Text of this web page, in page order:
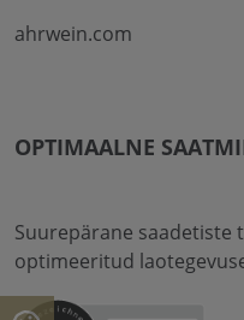
ahrwein.com
OPTIMAALNE
Suurepärane saadetiste
optimeeritud